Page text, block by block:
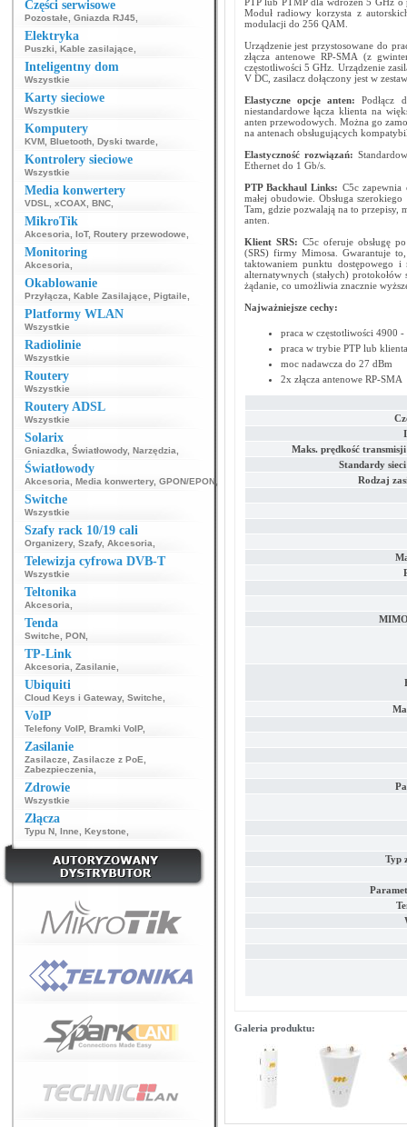
Części serwisowe
Pozostałe Gniazda RJ45
Elektryka
Puszki Kable zasilające
Inteligentny dom
Wszystkie
Karty sieciowe
Wszystkie
Komputery
KVM Bluetooth Dyski twarde
Kontrolery sieciowe
Wszystkie
Media konwertery
VDSL xCOAX BNC
MikroTik
Akcesoria IoT, Routery przewodowe
Monitoring
Akcesoria
Okablowanie
Przyłącza Kable Zasilające Pigtaile
Platformy WLAN
Wszystkie
Radiolinie
Wszystkie
Routery
Wszystkie
Routery ADSL
Wszystkie
Solarix
Gniazdka Światłowody, Narzędzia
Światłowody
Akcesoria Media konwertery, GPON/EPON
Switche
Wszystkie
Szafy rack 10/19 cali
Organizery, Szafy, Akcesoria
Telewizja cyfrowa DVB-T
Wszystkie
Teltonika
Akcesoria
Tenda
Switche PON
TP-Link
Akcesoria Zasilanie
Ubiquiti
Cloud Keys i Gateway, Switche
VoIP
Telefony VoIP, Bramki VoIP,
Zasilanie
Zasilacze Zasilacze z PoE
Zabezpieczenia
Zdrowie
Wszystkie
Złącza
Typu N Inne Keystone
Moduł radiowy korzysta z
modulacji do 256 QAM.
Urządzenie jest przystosowane do
złącza antenowe RP-SMA (z
częstotliwości 5 GHz. Urządzenie
V DC, zasilacz dołączony jest w
Elastyczne opcje anten:Podłącz
niestandardowe łącza klienta na
anten przewodowych. Można go
na antenach obsługujących
Elastyczność rozwiązań:
Ethernet do 1 Gb/s.
PTP Backhaul Links: C5c zapewnia
małej obudowie. Obsługa
Tam, gdzie pozwalają na to przepisy,
anten.
Klient SRS: C5c oferuje obsługę
(SRS) firmy Mimosa. Gwarantuje
taktowaniem punktu dostępowego
alternatywnych (stałych)
żądanie, co umożliwia znacznie
Najważniejsze cechy:
praca w częstotliwości 4900
praca w trybie PTP lub
moc nadawcza do 27 dBm
2x złącza antenowe RP-SMA
Maks. prędkość
Standardy
Rodzaj
Typ
Galeria produktu: